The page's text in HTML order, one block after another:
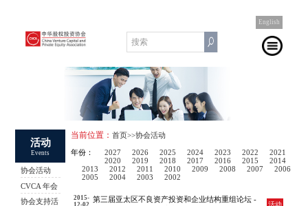
English
活动
Events
协会活动
CVCA 年会
协会支持活
当前位置：首页>>协会活动
年份： 2027 2026 2025 2024 2023 2022
2021
2020
2019 2018 2017 2016 2015
2014
2013
2012 2011 2010 2009 2008 2007
2006
2005
2004 2003 2002
2015-
活动
第三届亚太区不良资产投资和企业结构重组论坛 -